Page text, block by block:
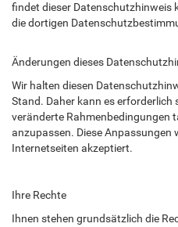
findet dieser Datenschutzhinweis
die dortigen
Änderungen dieses
Wir halten diesen
Stand. Daher kann es erforderlich
veränderte Rahmenbedingungen
anzupassen. Diese Anpassungen
Internetseiten akzeptiert.
Ihre Rechte
Ihnen stehen grundsätzlich die